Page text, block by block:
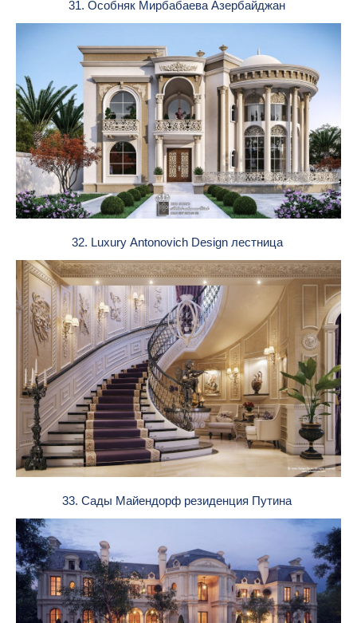
31. Особняк Мирбабаева Азербайджан
32. Luxury Antonovich Design лестница
33. Сады Майендорф резиденция Путина